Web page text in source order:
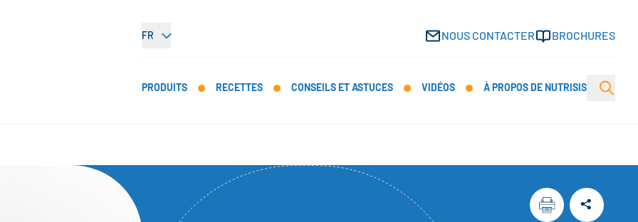
FR NOUS CONTACTER BROCHURES
PRODUITS RECETTES CONSEILS ET ASTUCES VIDÉOS À PROPOS DE NUTRISIS Open